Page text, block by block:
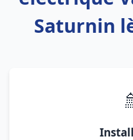
Saturnin